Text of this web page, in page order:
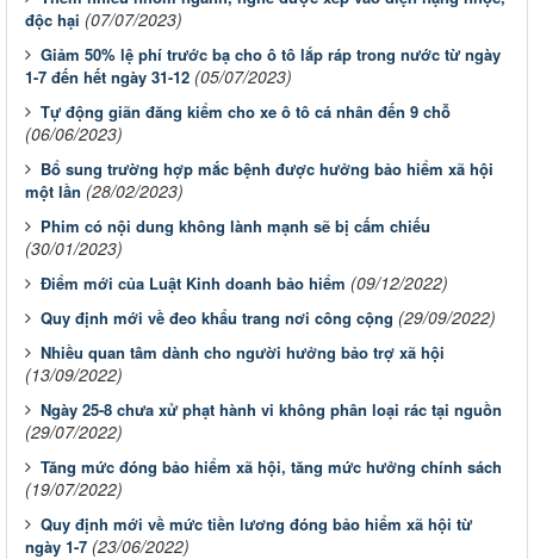
độc hại (07/07/2023)
Giảm 50% lệ phí trước bạ cho ô tô lắp ráp trong nước từ ngày
1-7 đến hết ngày 31-12 (05/07/2023)
Tự động giãn đăng kiểm cho xe ô tô cá nhân đến 9 chỗ
(06/06/2023)
Bổ sung trường hợp mắc bệnh được hưởng bảo hiểm xã hội
một lần (28/02/2023)
Phim có nội dung không lành mạnh sẽ bị cấm chiếu
(30/01/2023)
Điểm mới của Luật Kinh doanh bảo hiểm (09/12/2022)
Quy định mới về đeo khẩu trang nơi công cộng (29/09/2022)
Nhiều quan tâm dành cho người hưởng bảo trợ xã hội
(13/09/2022)
Ngày 25-8 chưa xử phạt hành vi không phân loại rác tại nguồn
(29/07/2022)
Tăng mức đóng bảo hiểm xã hội, tăng mức hưởng chính sách
(19/07/2022)
Quy định mới về mức tiền lương đóng bảo hiểm xã hội từ
ngày 1-7 (23/06/2022)